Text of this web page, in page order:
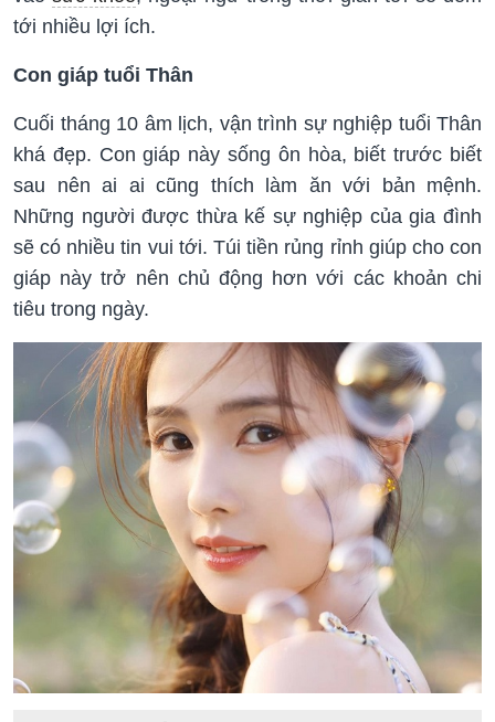
tới nhiều lợi ích.
Con giáp tuổi Thân
Cuối tháng 10 âm lịch, vận trình sự nghiệp tuổi Thân
khá đẹp. Con giáp này sống ôn hòa, biết trước biết
sau nên ai ai cũng thích làm ăn với bản mệnh.
Những người được thừa kế sự nghiệp của gia đình
sẽ có nhiều tin vui tới. Túi tiền rủng rỉnh giúp cho con
giáp này trở nên chủ động hơn với các khoản chi
tiêu trong ngày.